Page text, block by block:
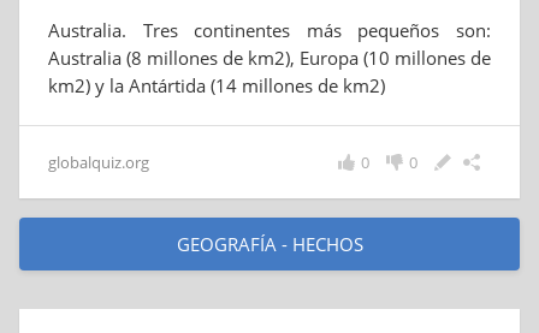
Australia. Tres continentes más pequeños son:
Australia (8 millones de km2), Europa (10 millones de
km2) y la Antártida (14 millones de km2)
globalquiz.org 0
0
GEOGRAFÍA - HECHOS